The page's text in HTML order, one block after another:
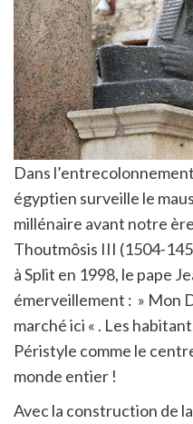
Dans
égyptien surveille le
millénaire avant notre
Thoutmôsis III (1504-
à Split en 1998, le pape
émerveillement : » Mon
marché ici « . Les
Péristyle comme le
monde entier !
Avec la construction de